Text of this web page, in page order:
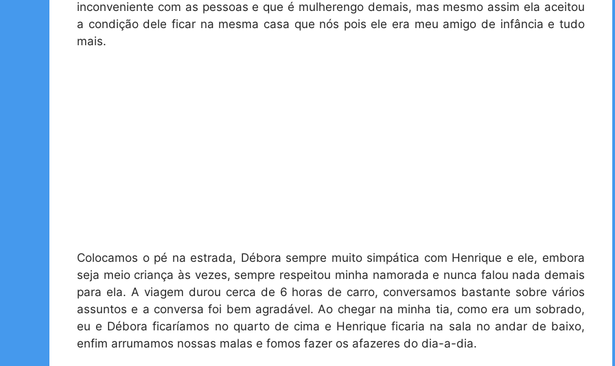
inconveniente com as pessoas e que é mulherengo demais, mas mesmo assim ela aceitou
a condição dele ficar na mesma casa que nós pois ele era meu amigo de infância e tudo
mais.
Colocamos o pé na estrada, Débora sempre muito simpática com Henrique e ele, embora
seja meio criança às vezes, sempre respeitou minha namorada e nunca falou nada demais
para ela. A viagem durou cerca de 6 horas de carro, conversamos bastante sobre vários
assuntos e a conversa foi bem agradável. Ao chegar na minha tia, como era um sobrado,
eu e Débora ficaríamos no quarto de cima e Henrique ficaria na sala no andar de baixo,
enfim arrumamos nossas malas e fomos fazer os afazeres do dia-a-dia.